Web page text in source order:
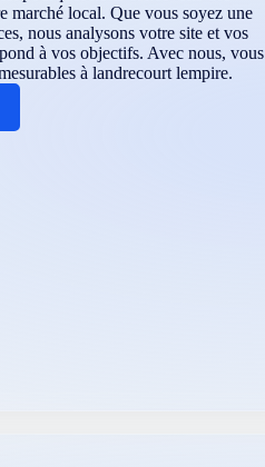
marché local. Que vous soyez une
nous analysons votre site et vos
à vos objectifs. Avec nous, vous
à landrecourt lempire.